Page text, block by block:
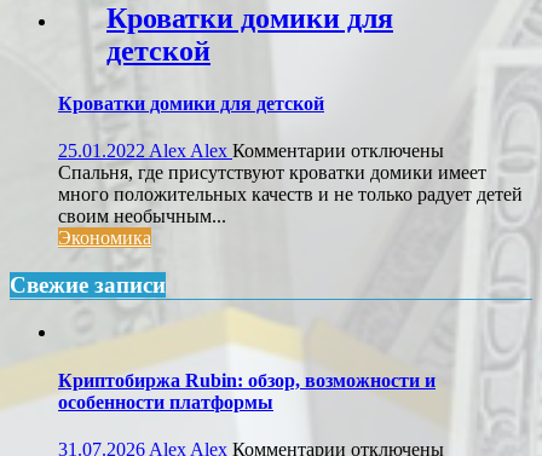
Кроватки домики для
детской
Кроватки домики для детской
25.01.2022 Alex Alex Комментарии к
записи
Кроватки
отключены
Спальня, где присутствуют кроватки домики имеет
много положительных качеств и не только радует детей
своим необычным...
Экономика
Свежие записи
Криптобиржа Rubin: обзор, возможности и
особенности платформы
31.07.2026 Alex Alex Комментарии котключены